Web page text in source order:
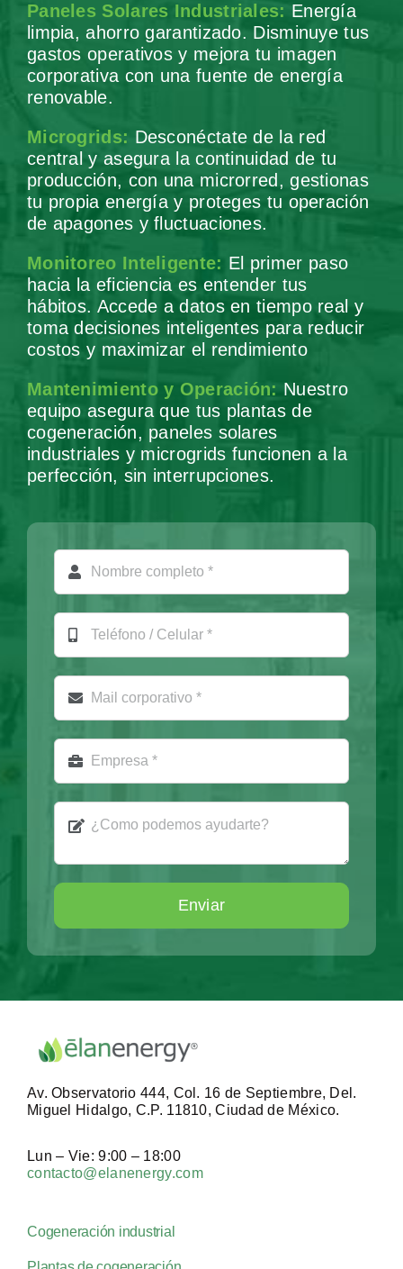
Paneles Solares Industriales: Energía
limpia, ahorro garantizado. Disminuye tus
gastos operativos y mejora tu imagen
corporativa con una fuente de energía
renovable.
Microgrids: Desconéctate de la red
central y asegura la continuidad de tu
producción, con una microrred, gestionas
tu propia energía y proteges tu operación
de apagones y fluctuaciones.
Monitoreo Inteligente: El primer paso
hacia la eficiencia es entender tus
hábitos. Accede a datos en tiempo real y
toma decisiones inteligentes para reducir
costos y maximizar el rendimiento
Mantenimiento y Operación: Nuestro
equipo asegura que tus plantas de
cogeneración, paneles solares
industriales y microgrids funcionen a la
perfección, sin interrupciones.
Enviar
Av. Observatorio 444, Col. 16 de Septiembre, Del.
Miguel Hidalgo, C.P. 11810, Ciudad de México.
Lun – Vie: 9:00 – 18:00
contacto@elanenergy.com
Cogeneración industrial